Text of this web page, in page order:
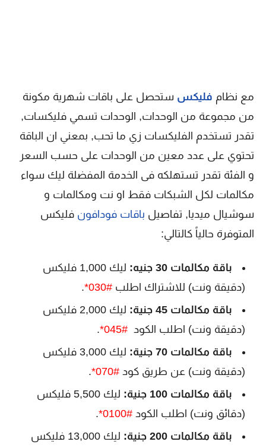
مع نظام فليكس ستحصل على باقات شهرية مكونة
من مجموعة من الوحدات, الوحدات تسمي فليكسات,
تقدر تستخدم الفليكسات زي ما تحب, بمعني ان الباقة
تحتوي على عدد معين من الوحدات على حسب السعر
و الفئة تقدر تستهلكه فى الخدمة المفضلة ليك سواء
مكالمات لكل الشبكات فقط او نت ومكالمات و
سوشيال ميديا, تفاصيل باقات فودافون فليكس
المتوفرة حالياً كالتالي:
باقة مكالمات 30 جنيه:
ليك 1,000 فليكس
(دقيقة ونت) للاشتراك اطلب #030*
.
باقة مكالمات 45 جنية:
ليك 2,000 فليكس
(دقيقة ونت) اطلب الكود #045*
.
باقة مكالمات 70 جنية:
ليك 3,000 فليكس
(دقيقة ونت) عن طريق كود #070*
.
باقة مكالمات 100 جنية:
ليك 5,500 فليكس
(دقائق ونت) اطلب الكود #0100*
.
باقة مكالمات 200 جنية:
ليك 13,000 فليكس